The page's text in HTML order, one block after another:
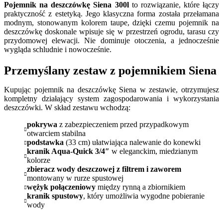
Pojemnik na deszczówkę Siena 300lto rozwiązanie, które łączy
praktyczność z estetyką. Jego klasyczna forma została przełamana
modnym, stonowanym kolorem taupe, dzięki czemu pojemnik na
deszczówkę doskonale wpisuje się w przestrzeń ogrodu, tarasu czy
przydomowej elewacji. Nie dominuje otoczenia, a jednocześnie
wygląda schludnie i nowocześnie.
Przemyślany zestaw z pojemnikiem Siena
Kupując pojemnik na deszczówkę Siena w zestawie, otrzymujesz
kompletny działający system zagospodarowania i wykorzystania
deszczówki. W skład zestawu wchodzą:
pokrywa z zabezpieczeniem przed przypadkowym
otwarciem stabilna
podstawka (33 cm) ułatwiająca nalewanie do konewki
kranik Aqua-Quick 3/4″ w eleganckim, miedzianym
kolorze
zbieracz wody deszczowej z filtrem i zaworem
montowany w rurze spustowej
wężyk połączeniowy między rynną a zbiornikiem
kranik spustowy, który umożliwia wygodne pobieranie
wody